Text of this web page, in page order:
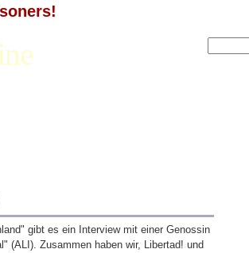
gibt es ein Interview mit einer Genossin
(ALI). Zusammen haben wir, Libertad! und